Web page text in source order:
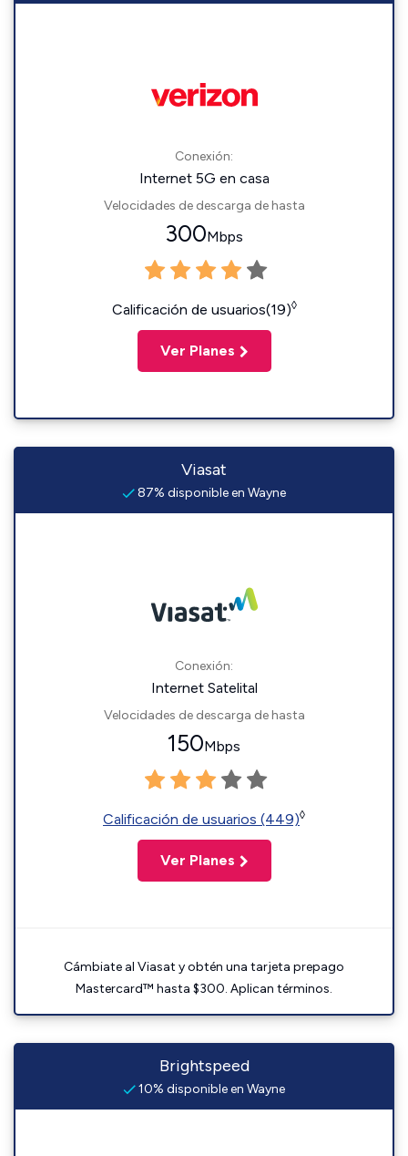
Conexión:
Internet 5G en casa
Velocidades de descarga de hasta
300Mbps
Calificación de usuarios(19)◊
Ver Planes
Viasat
87% disponible en Wayne
Conexión:
Internet Satelital
Velocidades de descarga de hasta
150Mbps
Calificación de usuarios (449)◊
Ver Planes
Cámbiate al Viasat y obtén una tarjeta prepago
Mastercard™ hasta $300. Aplican términos.
Brightspeed
10% disponible en Wayne